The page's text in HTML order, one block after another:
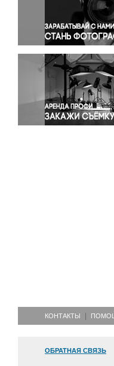
Правосудие
Происшествия
Религия
Светская жизнь
Спорт
Экология
Экономика и
КОНТАКТЫ
ОБРАТНАЯ СВЯЗЬ